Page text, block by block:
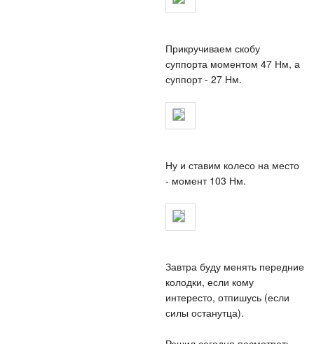
Прикручиваем скобу
суппорта моментом 47 Нм, а
суппорт - 27 Нм.
Ну и ставим колесо на место
- момент 103 Нм.
Завтра буду менять передние
колодки, если кому
интересто, отпишусь (если
силы останутца).